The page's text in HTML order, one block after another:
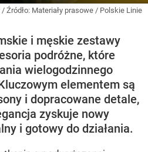
/ Źródło: Materiały prasowe / Polskie Linie
i męskie zestawy
podróżne, które
wielogodzinnego
elementem są
i dopracowane detale,
zyskuje nowy
i gotowy do działania.